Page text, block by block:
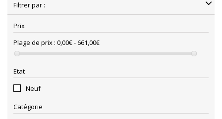
Filtrer par :
Prix
Plage de prix : 0,00€ - 661,00€
Etat
Neuf
Catégorie